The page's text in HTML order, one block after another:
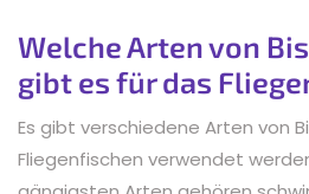
Welche Arten von
gibt es für das
Es gibt verschiedene Arten von
Fliegenfischen verwendet